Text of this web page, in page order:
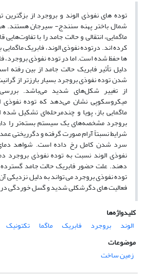
توده های نفوذی الوند و بروجرد از
شمال باختر پهنه سنندج- سیرجان هستند.
ماگمایی، انتقالی و حالت جامد را با
کرده اند. درتوده نفوذی الوند، فابریک
ها حفظ شده است. اما در توده نفوذی بروجرد،
دلیل تأثیر فابریک حالت جامد از بین رفته
شدن توده نفوذی بروجرد بسیار بارزتر از
از تغییر شکل‌های شدید می‌باشد.
میکروسکوپی نشان می‌دهد که توده
ماگمایی باز، پویا و چندمرحله‌ای تشکیل
بروجرد مشخصه‌های یک سیستم بسته‌تر را
شرایط نسبتاً آرام صورت گرفته و دگرریختی
سرد شدن کامل رخ داده است. شواهد
نفوذی الوند نسبت به توده نفوذی بروجرد
دهند. علت حضور فابریک حالت جامد
توده نفوذی بروجرد می تواند به دلیل نزدیکی
فعالیت های دگرشکلی شدید و گسل خوردگی
کلیدواژه‌ها
الوند
بروجرد فابریک ماگما تکتونیک
موضوعات
زمین ساخت